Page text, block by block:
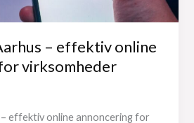
– effektiv online
virksomheder
effektiv online annoncering for